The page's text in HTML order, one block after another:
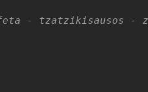
- tzatzikisausos -